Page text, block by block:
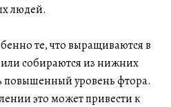
людей.
те, что выращиваются в
собираются из нижних
повышенный уровень фтора.
это может привести к